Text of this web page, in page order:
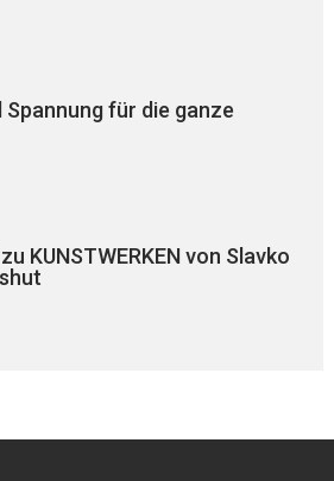
Spannung für die ganze
KUNSTWERKEN von Slavko